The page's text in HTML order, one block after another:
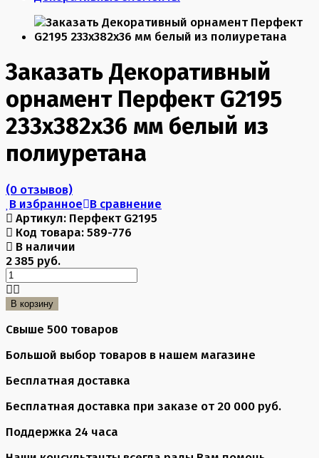
Заказать Декоративный
орнамент Перфект G2195
233х382х36 мм белый из
полиуретана
(0 отзывов)
В избранное В сравнение
Артикул: Перфект G2195
Код товара: 589-776
В наличии
2 385 руб.
В корзину
Свыше 500 товаров
Большой выбор товаров в нашем магазине
Бесплатная доставка
Бесплатная доставка при заказе от 20 000 руб.
Поддержка 24 часа